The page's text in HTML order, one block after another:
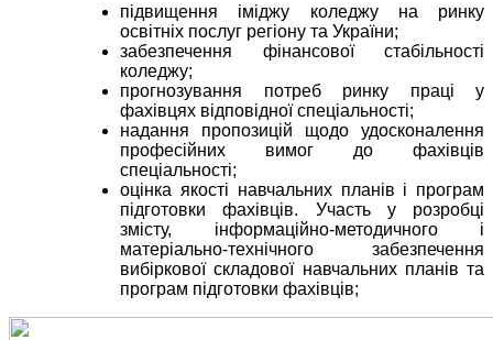
підвищення іміджу коледжу на ринку
освітніх послуг регіону та України;
забезпечення фінансової стабільності
коледжу;
прогнозування потреб ринку праці у
фахівцях відповідної спеціальності;
надання пропозицій щодо удосконалення
професійних вимог до фахівців
спеціальності;
оцінка якості навчальних планів і програм
підготовки фахівців. Участь у розробці
змісту, інформаційно-методичного і
матеріально-технічного забезпечення
вибіркової складової навчальних планів та
програм підготовки фахівців;